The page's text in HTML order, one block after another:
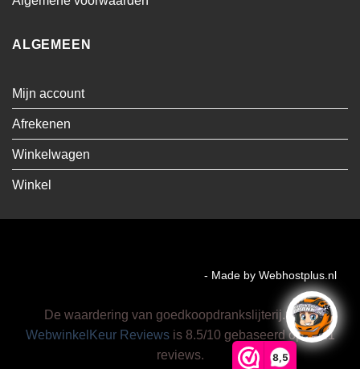
8,5
ALGEMEEN
Mijn account
Afrekenen
Winkelwagen
Winkel
Delivery
- Made by Webhostplus.nl
De waardering van goedkoopdrankslijterij.nl/ bij
WebwinkelKeur Reviewsis 8.5/10 gebaseerd op 9221
reviews.